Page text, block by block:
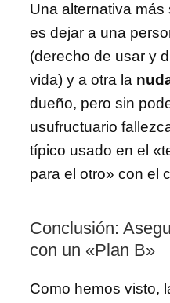
Una alternativa
es dejar a una
(derecho de usar y
vida) y a otra la
dueño, pero sin
usufructuario
típico usado en el
para el otro» con el
Conclusión:
con un «Plan B»
Como hemos visto,